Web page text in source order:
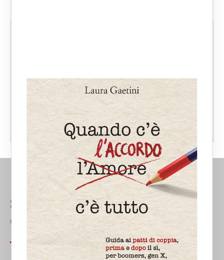
APPROFONDIMENTI
FAMIGLIE DI FATTO E UNIONI CIVILI
FILIAZIONE
TUTELA DEI FIGLI MINORI
Studio Avvocato Laura
Gaetini